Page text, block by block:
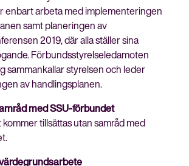
enbart arbeta med implementeringen
samt planeringen av
2019, där alla ställer sina
Förbundsstyrelseledamoten
sammankallar styrelsen och leder
av handlingsplanen.
med SSU-förbundet
tillsättas utan samråd med